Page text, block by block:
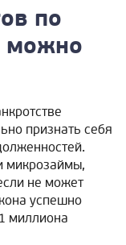
по
можно
признать себя
микрозаймы,
не может
успешно
миллиона